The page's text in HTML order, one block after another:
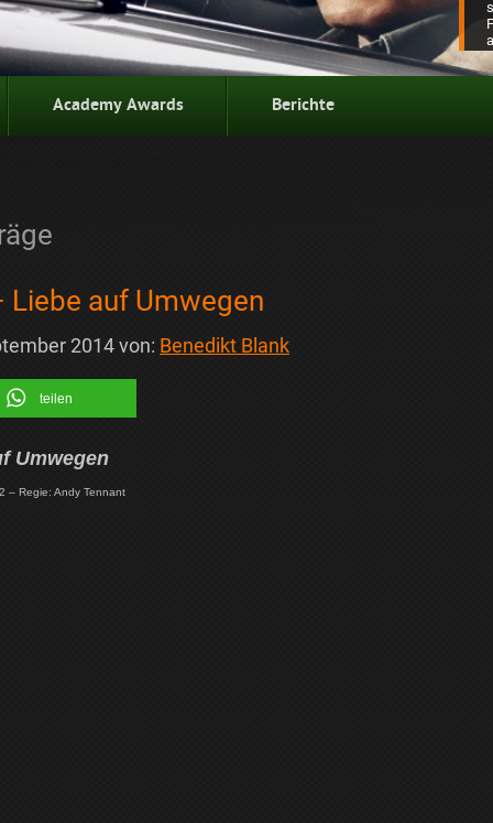
Academy Awards Berichte
auf Umwegen
2014von: Benedikt Blank
teilen
Umwegen
– Regie: Andy Tennant